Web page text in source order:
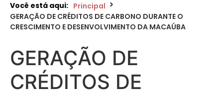
Você está aqui: Principal
GERAÇÃO DE CRÉDITOS DE CARBONO DURANTE O
CRESCIMENTO E DESENVOLVIMENTO DA MACAÚBA
GERAÇÃO DE
CRÉDITOS DE